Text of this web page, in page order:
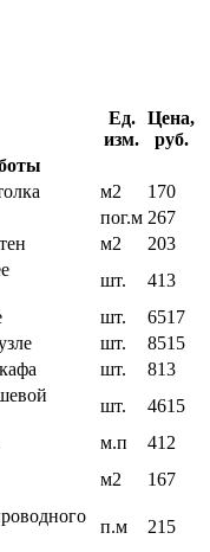
Ед.
изм.
Цена,
руб.
м2
170
пог.м 267
м2
203
шт.
413
шт.
6517
шт.
8515
шт.
813
шт.
4615
м.п
412
м2
167
п.м
215